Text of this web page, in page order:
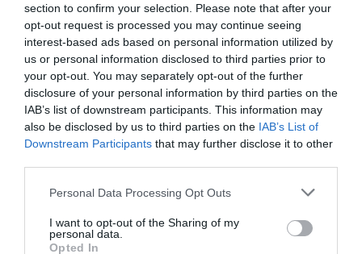
section to confirm your selection. Please note that after your
opt-out request is processed you may continue seeing
interest-based ads based on personal information utilized by
us or personal information disclosed to third parties prior to
your opt-out. You may separately opt-out of the further
disclosure of your personal information by third parties on the
IAB’s list of downstream participants. This information may
also be disclosed by us to third parties on the IAB’s List of
Downstream Participants that may further disclose it to other
Please note that this website/app uses one or more Google
not limited to your visit or usage behaviour. You may click to
grant or deny consent to Google and its third-party tags to
Personal Data Processing Opt Outs
I want to opt-out of the Sharing of my
personal data.
Opted In
Ezek segítségével meg lehet állapítani, hogy zivatarcella egyes
részeiben, például 10 km-es magasságban, a becsléseik szerint
például -45 °C volt. Ekkora magasságból ilyen alacsony
hőmérséklet mellett akár nagyobb méretű jég is eshetett.
Egy-egy jégészlelés adatait a térkép bal felső sarkában lehet látni a
Kamara térképein, melyben a jégbejelentés dátumát, időtartamát,
illetve a jég méretét és mennyiségét lehet megnézni. Az
észlelésekből az is jól látszódhat, hogy melyik cellából hullhatott
jég, illetve milyen irányban haladt tovább a rendszer.
Jégészlelések